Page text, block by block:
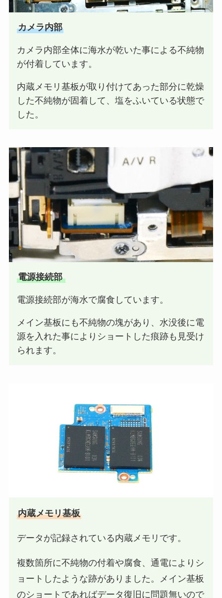
カメラ内部
カメラ内部全体に海水が乾いた事による不純物
が付着しています。
内蔵メモリ基板が取り付けてあった部分に乾燥
した不純物が固着して、塩をふいている状態で
した。
電源接続部
電源接続部が海水で腐食しています。
メイン基板にも不純物の塊があり、水没後に電
源を入れた事によりショートした痕跡も見受け
られます。
内蔵メモリ基板
データが記録されている内蔵メモリです。
複数箇所に不純物の付着や腐食、通電によりシ
ョートしたような跡がありました。メイン基板
のショートであればデータ復旧に問題無いので